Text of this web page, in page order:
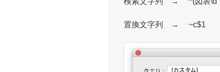
置換文字列 → ~c$1